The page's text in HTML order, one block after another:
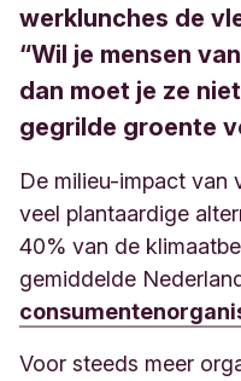
werklunches de
“Wil je mensen
dan moet je ze
gegrilde groente
De milieu-impact van
veel plantaardige
40% van de
gemiddelde
Voor steeds meer